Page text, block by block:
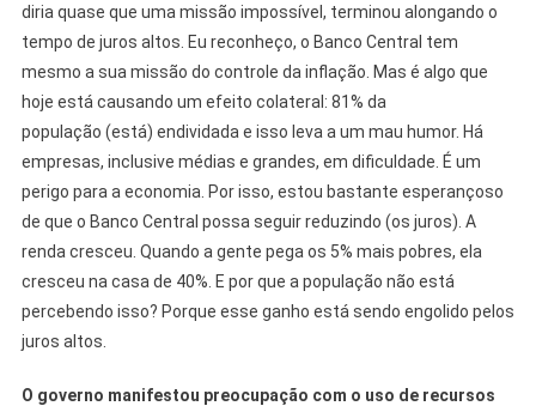
diria quase que uma missão impossível, terminou alongando o
tempo de juros altos. Eu reconheço, o Banco Central tem
mesmo a sua missão do controle da inflação. Mas é algo que
hoje está causando um efeito colateral: 81% da
população (está) endividada e isso leva a um mau humor. Há
empresas, inclusive médias e grandes, em dificuldade. É um
perigo para a economia. Por isso, estou bastante esperançoso
de que o Banco Central possa seguir reduzindo (os juros). A
renda cresceu. Quando a gente pega os 5% mais pobres, ela
cresceu na casa de 40%. E por que a população não está
percebendo isso? Porque esse ganho está sendo engolido pelos
juros altos.
O governo manifestou preocupação com o uso de recursos